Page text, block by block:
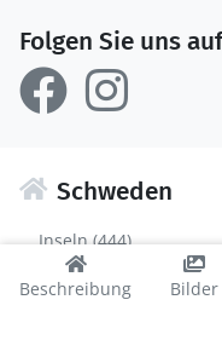
Beschreibung Bilder
Folgen Sie uns
Schweden
Inseln (444)
Mittelschweden (779)